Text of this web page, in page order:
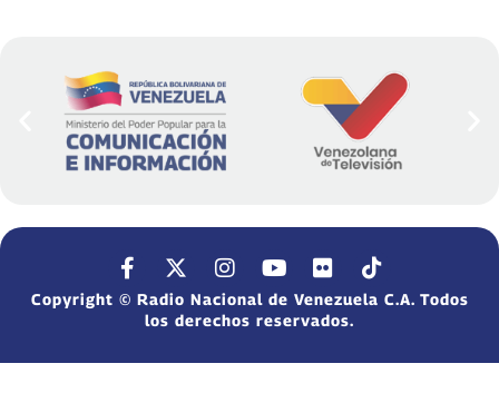
Copyright © Radio Nacional de Venezuela C.A. Todos
los derechos reservados.